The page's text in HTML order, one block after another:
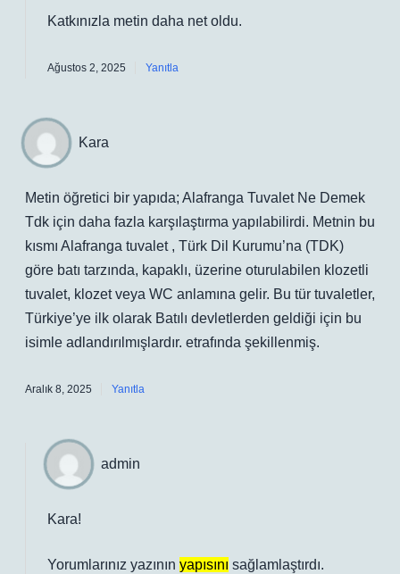
Katkınızla metin daha netoldu.
Ağustos 2, 2025 Yanıtla
Kara
Metin öğretici bir yapıda; Alafranga Tuvalet Ne Demek
Tdk için daha fazla karşılaştırma yapılabilirdi. Metnin bu
kısmı Alafranga tuvalet , Türk Dil Kurumu’na (TDK)
göre batı tarzında, kapaklı, üzerine oturulabilen klozetli
tuvalet, klozet veya WC anlamına gelir. Bu tür tuvaletler,
Türkiye’ye ilk olarak Batılı devletlerden geldiği için bu
isimle adlandırılmışlardır. etrafında şekillenmiş.
Aralık 8, 2025 Yanıtla
admin
Kara!
Yorumlarınız yazının yapısını sağlamlaştırdı.